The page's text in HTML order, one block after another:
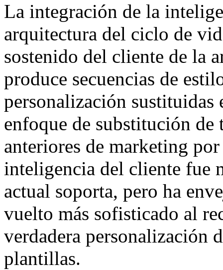
La integración de la
arquitectura del ciclo de
sostenido del cliente de la
produce secuencias de
personalización
enfoque de substitución de
anteriores de marketing
inteligencia del cliente fue
actual soporta, pero ha
vuelto más sofisticado al
verdadera personalización
plantillas.